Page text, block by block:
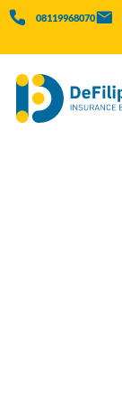
08119968070